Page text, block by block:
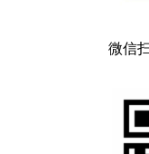
微信